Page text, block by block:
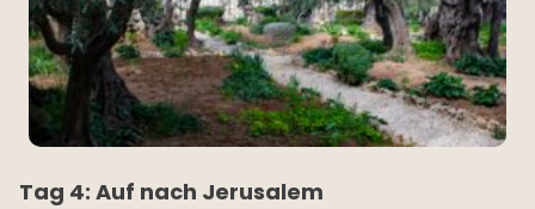
Tag 4: Auf nach Jerusalem